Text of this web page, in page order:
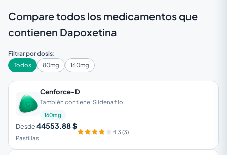
Compare todos los medicamentos que
contienen Dapoxetina
Filtrar por dosis:
Todos
80mg 160mg
Cenforce-D
También contiene: Sildenafilo
160mg
Desde44553.88 $
Pastillas
4.3 (3)